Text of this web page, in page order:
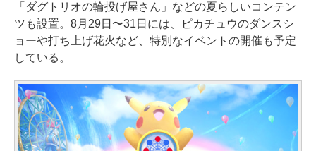
「ダグトリオの輪投げ屋さん」などの夏らしいコンテン
ツも設置。8月29日〜31日には、ピカチュウのダンスシ
ョーや打ち上げ花火など、特別なイベントの開催も予定
している。